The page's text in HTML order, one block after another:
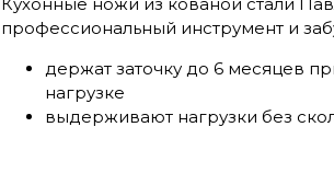
Кухонные ножи из кованой стали
профессиональный инструмент и
держат заточку до 6 месяцев
нагрузке
выдерживают нагрузки без